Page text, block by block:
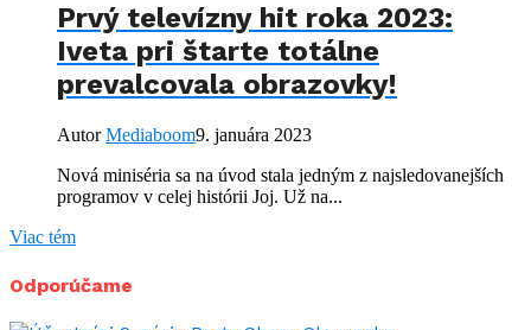
Prvý televízny hit roka 2023:
Iveta pri štarte totálne
prevalcovala obrazovky!
AutorMediaboom9. januára 2023
Nová miniséria sa na úvod stala jedným z najsledovanejších
programov v celej histórii Joj. Už na...
Viac tém
Odporúčame